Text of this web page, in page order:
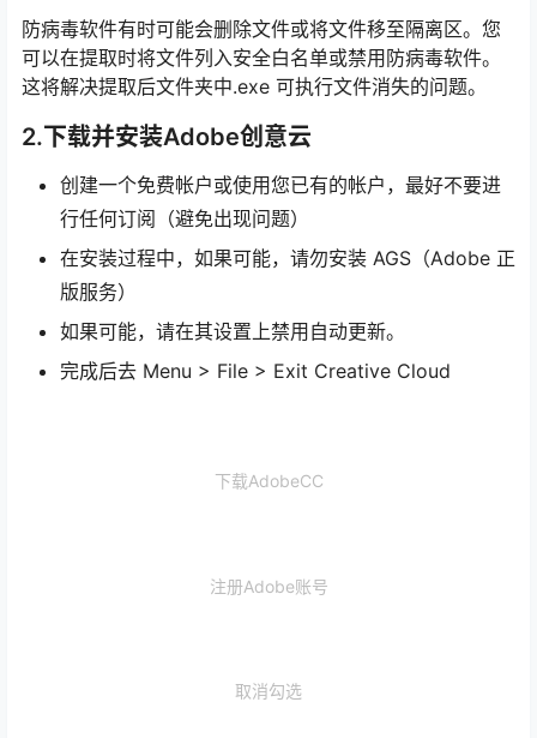
防病毒软件有时可能会删除文件或将文件移至隔离区。您
可以在提取时将文件列入安全白名单或禁用防病毒软件。
这将解决提取后文件夹中.exe 可执行文件消失的问题。
2.下载并安装Adobe创意云
创建一个免费帐户或使用您已有的帐户，最好不要进
行任何订阅（避免出现问题）
在安装过程中，如果可能，请勿安装 AGS（Adobe 正
版服务）
如果可能，请在其设置上禁用自动更新。
完成后去 Menu > File > Exit Creative Cloud
下载AdobeCC
注册Adobe账号
取消勾选